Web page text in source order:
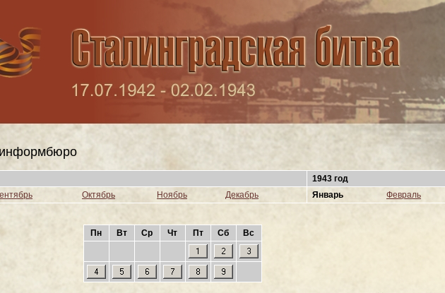
информбюро
1943 год
Октябрь Ноябрь Декабрь Январь Февраль
Пн Вт Ср Чт Пт Сб Вс